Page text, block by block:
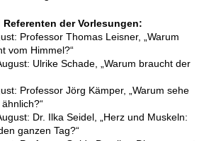
Referenten der Vorlesungen:
Professor Thomas Leisner, „Warum
vom Himmel?“
Ulrike Schade, „Warum braucht der
Professor Jörg Kämper, „Warum sehe
Dr. Ilka Seidel, „Herz und Muskeln:
ganzen Tag?“